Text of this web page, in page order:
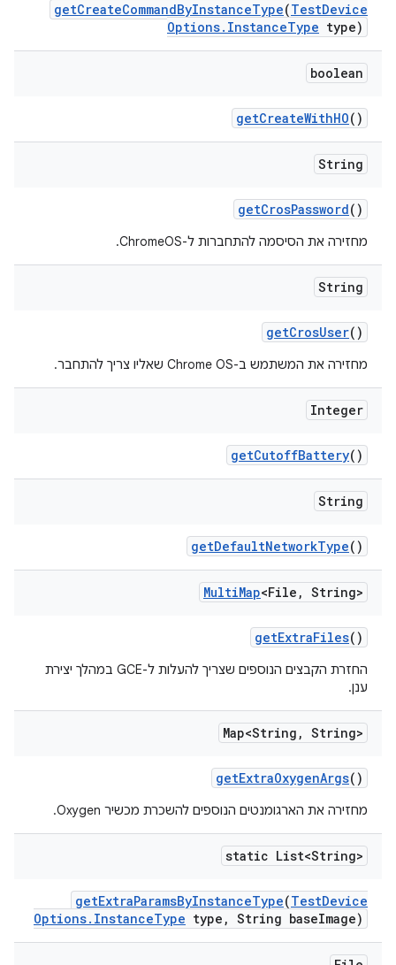
getCreateCommandByInstanceType(TestDevice
Options. InstanceType type)
boolean
getCreateWithHO()
String
getCrosPassword()
מחזירה את הסיסמה להתחברות ל-ChromeOS.
String
getCrosUser()
מחזירה את המשתמש ב-Chrome OS שאליו צריך להתחבר.
Integer
getCutoffBattery()
String
getDefaultNetworkType()
MultiMap<File , String>
getExtraFiles()
החזרת הקבצים הנוספים שצריך להעלות ל-GCE במהלך יצירת
ענן.
Map<String , String>
getExtraOxygenArgs()
מחזירה את הארגומנטים הנוספים להשכרת מכשיר Oxygen.
static List<String>
getExtraParamsByInstanceType(TestDevice
Options. InstanceType type , String baseImage)